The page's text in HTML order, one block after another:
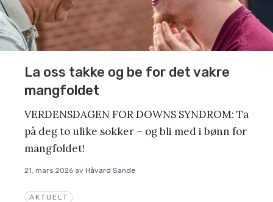
AKTUELT
La oss takke og be for det vakre
mangfoldet
VERDENSDAGEN FOR DOWNS SYNDROM: Ta
på deg to ulike sokker – og bli med i bønn for
mangfoldet!
21. mars 2026 av Håvard Sande